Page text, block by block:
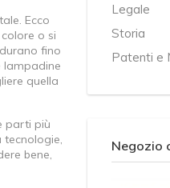
Ecco
o si
fino
lampadine
quella
parti più
tecnologie,
bene,
Legale
Storia
Patenti e
Negozio